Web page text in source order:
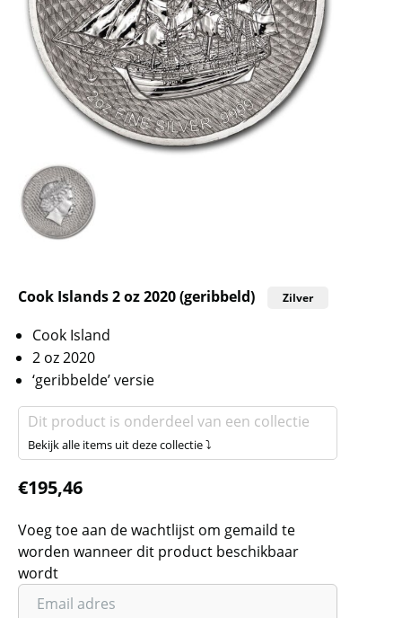
Cook Islands 2 oz 2020 (geribbeld) Zilver
Cook Island
2 oz 2020
‘geribbelde’ versie
Dit product is onderdeel van een collectie
Bekijk alle items uit deze collectie ⤵
€195,46
Voeg toe aan de wachtlijst om gemaild te
worden wanneer dit product beschikbaar
wordt
Vul